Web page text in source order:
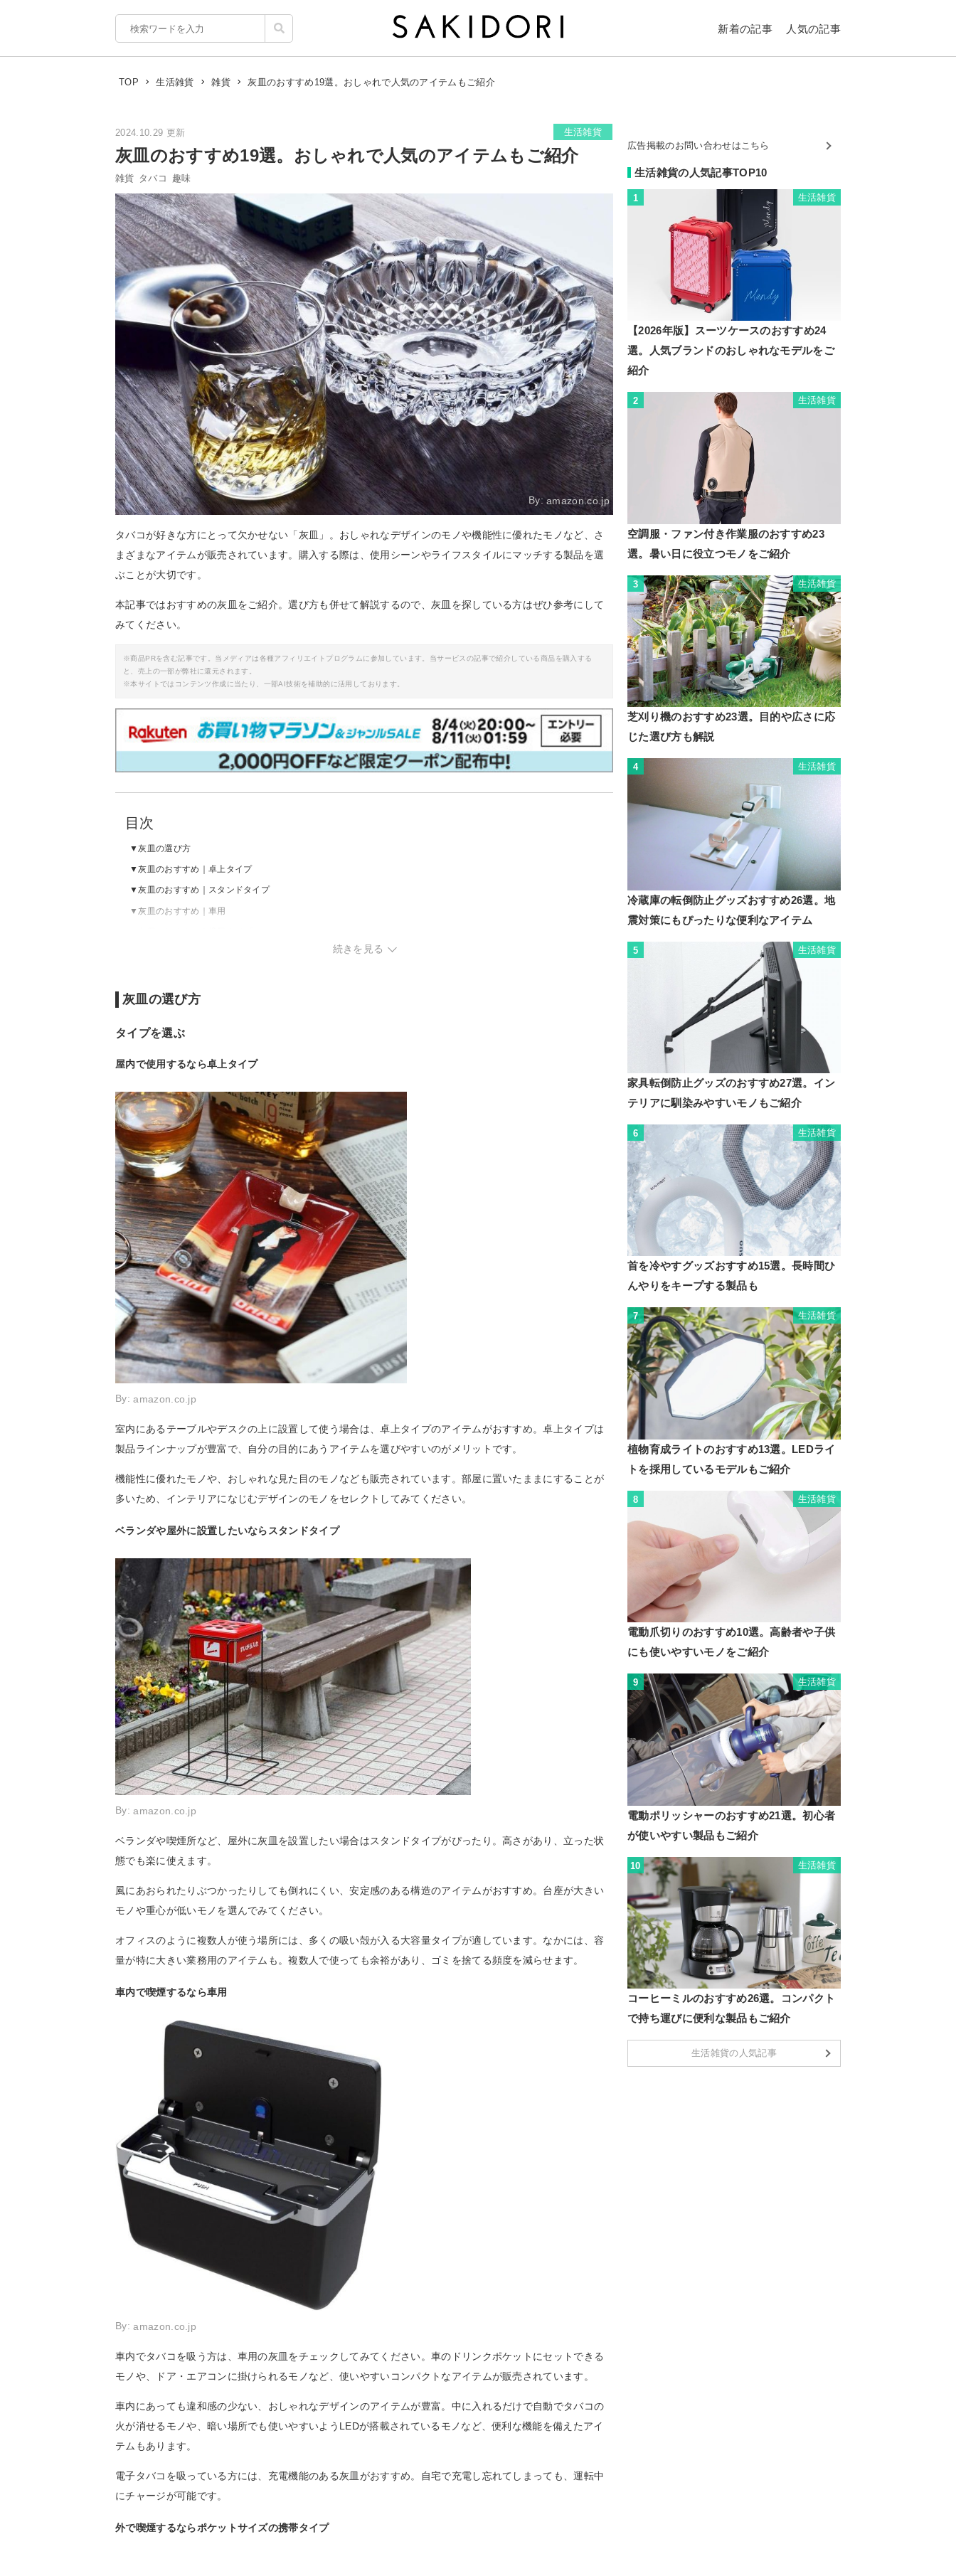
新着の記事 人気の記事
TOP 生活雑貨 雑貨 灰皿のおすすめ19選。おしゃれで人気のアイテムもご紹介
2024.10.29 更新 生活雑貨
灰皿のおすすめ19選。おしゃれで人気のアイテムもご紹介
雑貨 タバコ 趣味
By:amazon.co.jp
タバコが好きな方にとって欠かせない「灰皿」。おしゃれなデザインのモノや機能性に優れたモノなど、さ
まざまなアイテムが販売されています。購入する際は、使用シーンやライフスタイルにマッチする製品を選
ぶことが大切です。
本記事ではおすすめの灰皿をご紹介。選び方も併せて解説するので、灰皿を探している方はぜひ参考にして
みてください。
※商品PRを含む記事です。当メディアは各種アフィリエイトプログラムに参加しています。当サービスの記事で紹介している商品を購入する
と、売上の一部が弊社に還元されます。
※本サイトではコンテンツ作成に当たり、一部AI技術を補助的に活用しております。
目次
灰皿の選び方
灰皿のおすすめ｜卓上タイプ
灰皿のおすすめ｜スタンドタイプ
灰皿のおすすめ｜車用
続きを見る
灰皿の選び方
タイプを選ぶ
屋内で使用するなら卓上タイプ
By:amazon.co.jp
室内にあるテーブルやデスクの上に設置して使う場合は、卓上タイプのアイテムがおすすめ。卓上タイプは
製品ラインナップが豊富で、自分の目的にあうアイテムを選びやすいのがメリットです。
機能性に優れたモノや、おしゃれな見た目のモノなども販売されています。部屋に置いたままにすることが
多いため、インテリアになじむデザインのモノをセレクトしてみてください。
ベランダや屋外に設置したいならスタンドタイプ
By:amazon.co.jp
ベランダや喫煙所など、屋外に灰皿を設置したい場合はスタンドタイプがぴったり。高さがあり、立った状
態でも楽に使えます。
風にあおられたりぶつかったりしても倒れにくい、安定感のある構造のアイテムがおすすめ。台座が大きい
モノや重心が低いモノを選んでみてください。
オフィスのように複数人が使う場所には、多くの吸い殻が入る大容量タイプが適しています。なかには、容
量が特に大きい業務用のアイテムも。複数人で使っても余裕があり、ゴミを捨てる頻度を減らせます。
車内で喫煙するなら車用
By:amazon.co.jp
車内でタバコを吸う方は、車用の灰皿をチェックしてみてください。車のドリンクポケットにセットできる
モノや、ドア・エアコンに掛けられるモノなど、使いやすいコンパクトなアイテムが販売されています。
車内にあっても違和感の少ない、おしゃれなデザインのアイテムが豊富。中に入れるだけで自動でタバコの
火が消せるモノや、暗い場所でも使いやすいようLEDが搭載されているモノなど、便利な機能を備えたアイ
テムもあります。
電子タバコを吸っている方には、充電機能のある灰皿がおすすめ。自宅で充電し忘れてしまっても、運転中
にチャージが可能です。
外で喫煙するならポケットサイズの携帯タイプ
広告掲載のお問い合わせはこちら
生活雑貨の人気記事TOP10
1 生活雑貨
【2026年版】スーツケースのおすすめ24
選。人気ブランドのおしゃれなモデルをご
紹介
2 生活雑貨
空調服・ファン付き作業服のおすすめ23
選。暑い日に役立つモノをご紹介
3 生活雑貨
芝刈り機のおすすめ23選。目的や広さに応
じた選び方も解説
4 生活雑貨
冷蔵庫の転倒防止グッズおすすめ26選。地
震対策にもぴったりな便利なアイテム
5 生活雑貨
家具転倒防止グッズのおすすめ27選。イン
テリアに馴染みやすいモノもご紹介
6 生活雑貨
首を冷やすグッズおすすめ15選。長時間ひ
んやりをキープする製品も
7 生活雑貨
植物育成ライトのおすすめ13選。LEDライ
トを採用しているモデルもご紹介
8 生活雑貨
電動爪切りのおすすめ10選。高齢者や子供
にも使いやすいモノをご紹介
9 生活雑貨
電動ポリッシャーのおすすめ21選。初心者
が使いやすい製品もご紹介
10 生活雑貨
コーヒーミルのおすすめ26選。コンパクト
で持ち運びに便利な製品もご紹介
生活雑貨の人気記事